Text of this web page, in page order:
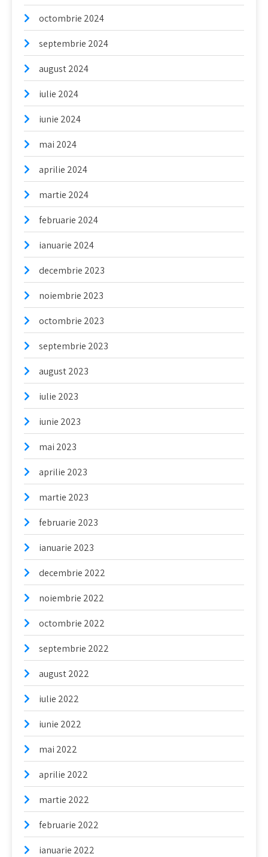
octombrie 2024
septembrie 2024
august 2024
iulie 2024
iunie 2024
mai 2024
aprilie 2024
martie 2024
februarie 2024
ianuarie 2024
decembrie 2023
noiembrie 2023
octombrie 2023
septembrie 2023
august 2023
iulie 2023
iunie 2023
mai 2023
aprilie 2023
martie 2023
februarie 2023
ianuarie 2023
decembrie 2022
noiembrie 2022
octombrie 2022
septembrie 2022
august 2022
iulie 2022
iunie 2022
mai 2022
aprilie 2022
martie 2022
februarie 2022
ianuarie 2022